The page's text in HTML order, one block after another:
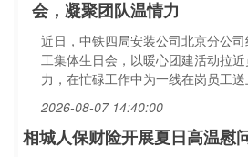
会，凝聚团队温情力
近日，中铁四局安装公司北京分公
工集体生日会，以暖心团建活动拉
力，在忙碌工作中为一线在岗员工
2026-08-07 14:40:00
相城人保财险开展夏日高温慰